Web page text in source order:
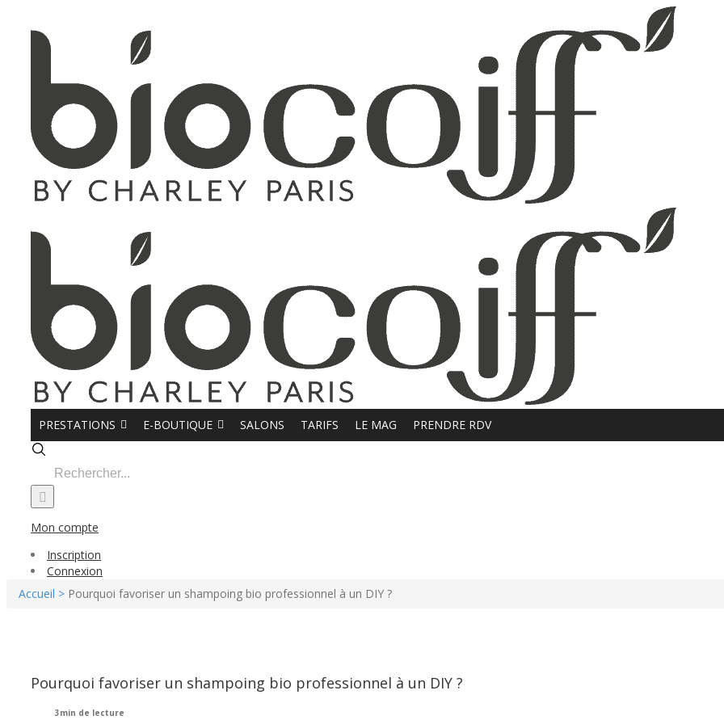
PRESTATIONS E-BOUTIQUE SALONS TARIFS LE MAG PRENDRE RDV
Search
for:
Mon compte
Inscription
Connexion
Accueil > Pourquoi favoriser un shampoing bio professionnel à un DIY ?
Pourquoi favoriser un shampoing bio professionnel à un DIY ?
3min de lecture